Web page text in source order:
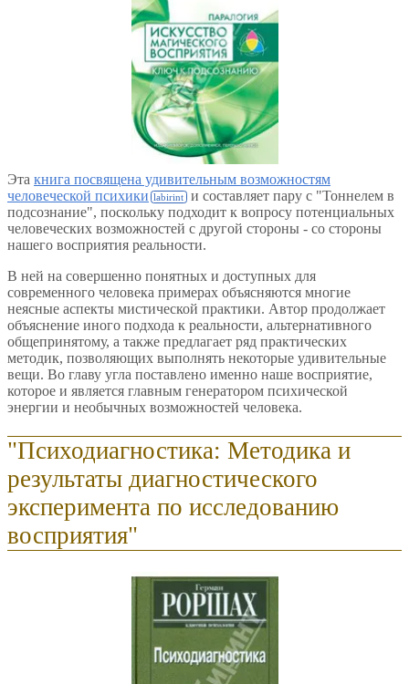
Эта книга посвящена удивительным возможностям
человеческой психики
и составляет пару с "Тоннелем в
подсознание", поскольку подходит к вопросу потенциальных
человеческих возможностей с другой стороны - со стороны
нашего восприятия реальности.
В ней на совершенно понятных и доступных для
современного человека примерах объясняются многие
неясные аспекты мистической практики. Автор продолжает
объяснение иного подхода к реальности, альтернативного
общепринятому, а также предлагает ряд практических
методик, позволяющих выполнять некоторые удивительные
вещи. Во главу угла поставлено именно наше восприятие,
которое и является главным генератором психической
энергии и необычных возможностей человека.
"Психодиагностика: Методика и
результаты диагностического
эксперимента по исследованию
восприятия"